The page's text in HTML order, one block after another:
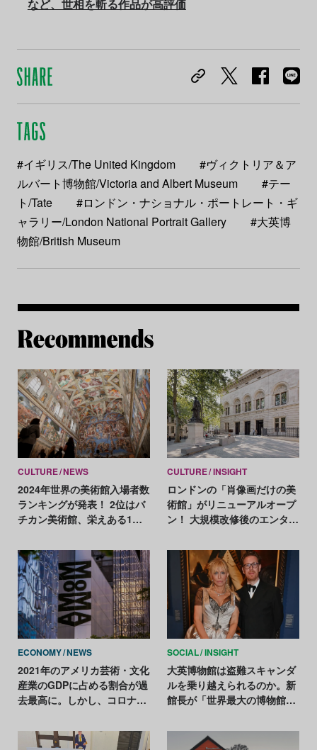
など、世相を斬る作品が高評価
#イギリス/The United Kingdom
#ヴィクトリア＆ア
ルバート博物館/Victoria and Albert Museum
#テー
ト/Tate
#ロンドン・ナショナル・ポートレート・ギ
ャラリー/London National Portrait Gallery
#大英博
物館/British Museum
CULTURE NEWS
2024年世界の美術館入場者数
ランキングが発表！ 2位はバ
チカン美術館、栄えある1位
CULTURE INSIGHT
ロンドンの「肖像画だけの美
術館」がリニューアルオープ
ン！ 大規模改修後のエンタメ
ト
ECONOMY NEWS
2021年のアメリカ芸術・文化
産業のGDPに占める割合が過
去最高に。しかし、コロナ禍
SOCIAL INSIGHT
大英博物館は盗難スキャンダ
ルを乗り越えられるのか。新
館長が「世界最大の博物館変